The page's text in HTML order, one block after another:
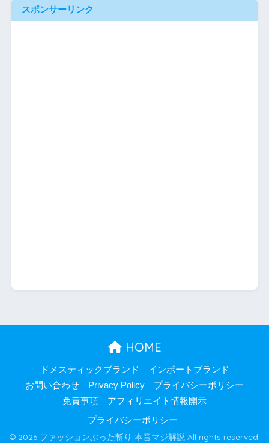
スポンサーリンク
HOME
ドメスティックブランド
インポートブランド
お問い合わせ
Privacy Policy
プライバシーポリシー
免責事項
アフィリエイト情報開示
プライバシーポリシー
© 2026 ファッションぶった斬り 本音マジ解説 All rights reserved.